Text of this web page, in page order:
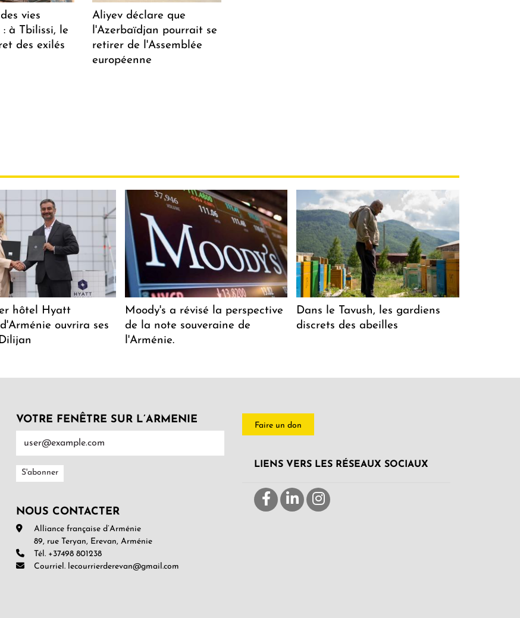
vies
: à Tbilissi, le
des exilés
Aliyev déclare que
l'Azerbaïdjan pourrait se
retirer de l'Assemblée
européenne
hôtel Hyatt
ouvrira ses
Moody's a révisé la perspective
de la note souveraine de
l'Arménie.
Dans le Tavush, les gardiens
discrets des abeilles
VOTRE FENÊTRE SUR L’ARMENIE
NOUS CONTACTER
Alliance française d’Arménie
89, rue Teryan, Erevan, Arménie
Tél. +37498 801238
Courriel. lecourrierderevan@gmail.com
Faire un don
LIENS VERS LES RÉSEAUX SOCIAUX